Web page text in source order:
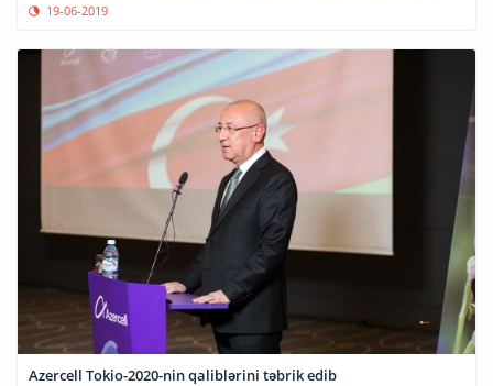
19-06-2019
Azercell Tokio-2020-nin qaliblərini təbrik edib